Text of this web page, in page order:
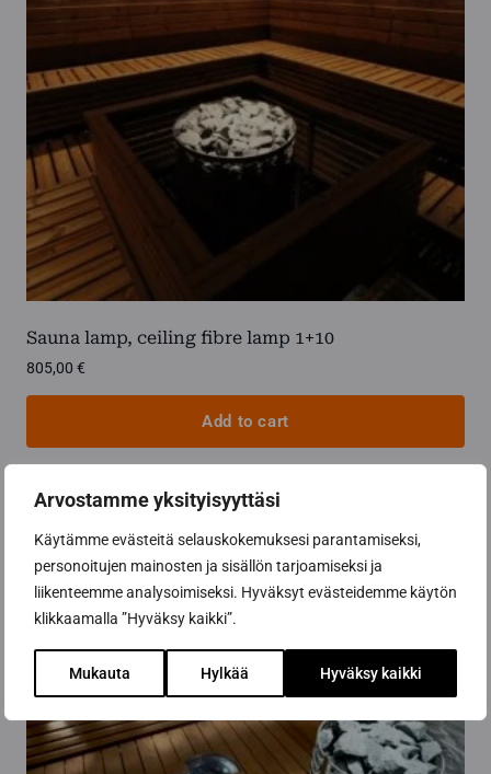
Arvostamme yksityisyyttäsi
Käytämme evästeitä selauskokemuksesi parantamiseksi,
personoitujen mainosten ja sisällön tarjoamiseksi ja
liikenteemme analysoimiseksi. Hyväksyt evästeidemme käytön
klikkaamalla ”Hyväksy kaikki”.
Mukauta Hylkää Hyväksy kaikki
Sauna lamp, ceiling fibre lamp 1+10
805,00 €
Add to cart